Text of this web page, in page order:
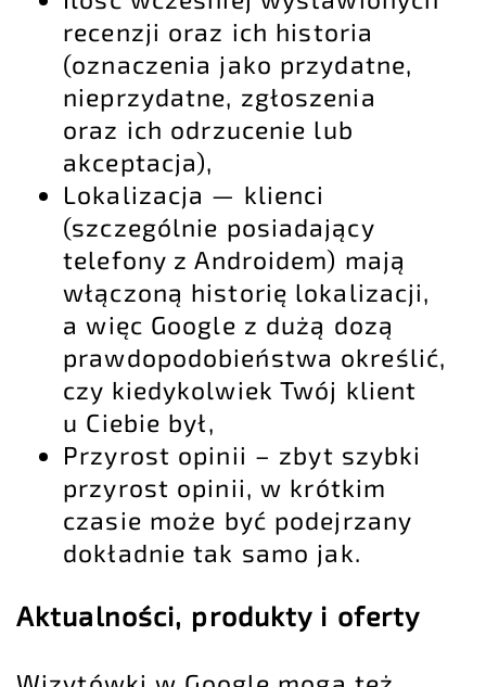
recenzji oraz ich historia
(oznaczenia jako przydatne,
nieprzydatne, zgłoszenia
oraz ich odrzucenie lub
akceptacja),
Lokalizacja — klienci
(szczególnie posiadający
telefony z Androidem) mają
włączoną historię lokalizacji,
a więc Google z dużą dozą
prawdopodobieństwa określić,
czy kiedykolwiek Twój klient
u Ciebie był,
Przyrost opinii – zbyt szybki
przyrost opinii, w krótkim
czasie może być podejrzany
dokładnie tak samo jak.
Aktualności, produkty i oferty